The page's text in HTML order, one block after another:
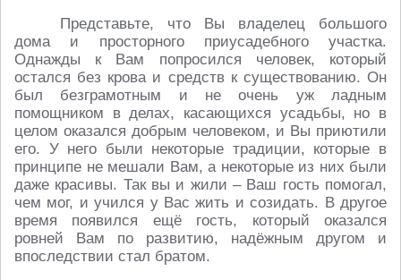
Представьте, что Вы владелец большого
дома и просторного приусадебного участка.
Однажды к Вам попросился человек, который
остался без крова и средств к существованию. Он
был безграмотным и не очень уж ладным
помощником в делах, касающихся усадьбы, но в
целом оказался добрым человеком, и Вы приютили
его. У него были некоторые традиции, которые в
принципе не мешали Вам, а некоторые из них были
даже красивы. Так вы и жили – Ваш гость помогал,
чем мог, и учился у Вас жить и созидать. В другое
время появился ещё гость, который оказался
ровней Вам по развитию, надёжным другом и
впоследствии стал братом.